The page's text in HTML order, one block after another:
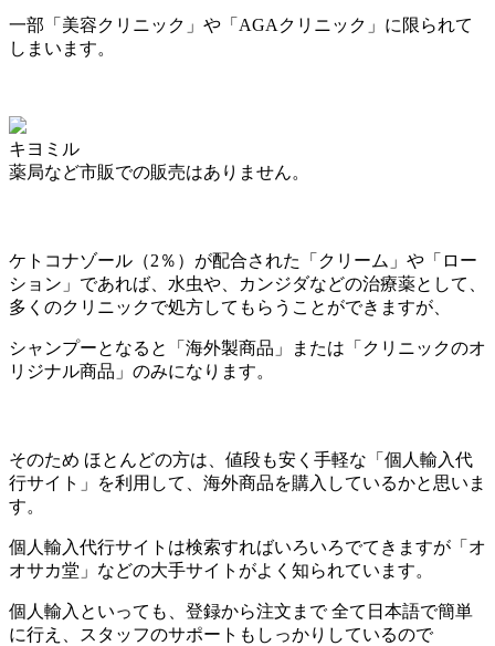
一部「美容クリニック」や「AGAクリニック」に限られて
しまいます。
キヨミル
薬局など市販での販売はありません。
ケトコナゾール（2％）が配合された「クリーム」や「ロー
ション」であれば、水虫や、カンジダなどの治療薬として、
多くのクリニックで処方してもらうことができますが、
シャンプーとなると
「海外製商品」または「クリニックのオ
リジナル商品」のみになります。
そのため ほとんどの方は、 値段も安く手軽な「個人輸入代
行サイト」
を利用して、海外商品を購入しているかと思いま
す。
個人輸入代行サイトは検索すればいろいろでてきますが「オ
オサカ堂」などの大手サイトがよく知られています。
個人輸入といっても、登録から注文まで 全て日本語で簡単
に行え、スタッフのサポートもしっかりしているので